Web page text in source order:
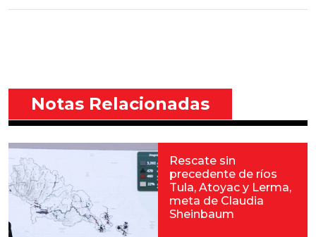
Notas Relacionadas
Rescate sin
precedente de ríos
Tula, Atoyac y Lerma,
meta de Claudia
Sheinbaum